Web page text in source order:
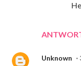
Unknown